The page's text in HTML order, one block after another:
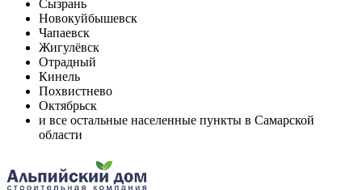
Сызрань
Новокуйбышевск
Чапаевск
Жигулёвск
Отрадный
Кинель
Похвистнево
Октябрьск
и все остальные населенные пункты в Самарской
области